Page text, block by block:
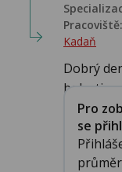
Pracoviště:
Kadaň
Dobrý
bolesti se
Pro
se